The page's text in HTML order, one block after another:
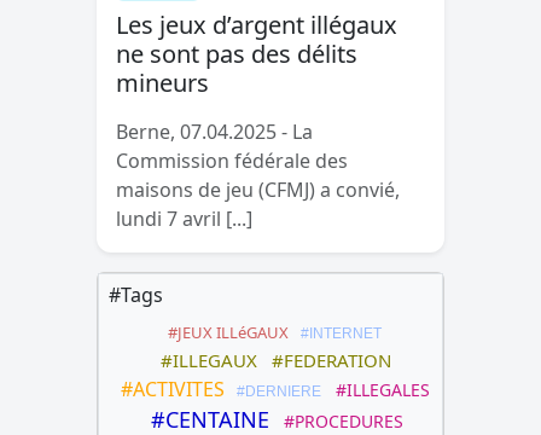
Les jeux d’argent illégaux
ne sont pas des délits
mineurs
Berne, 07.04.2025 - La
Commission fédérale des
maisons de jeu (CFMJ) a convié,
lundi 7 avril [...]
#Tags
#JEUX ILLéGAUX #INTERNET
#ILLEGAUX #FEDERATION
#ACTIVITES #DERNIERE #ILLEGALES
#CENTAINE #PROCEDURES